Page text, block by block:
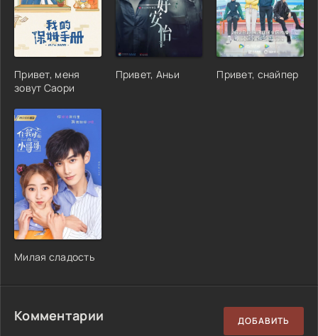
Привет, меня
зовут Саори
Привет, Аньи Привет, снайпер
Милая сладость
Комментарии ДОБАВИТЬ